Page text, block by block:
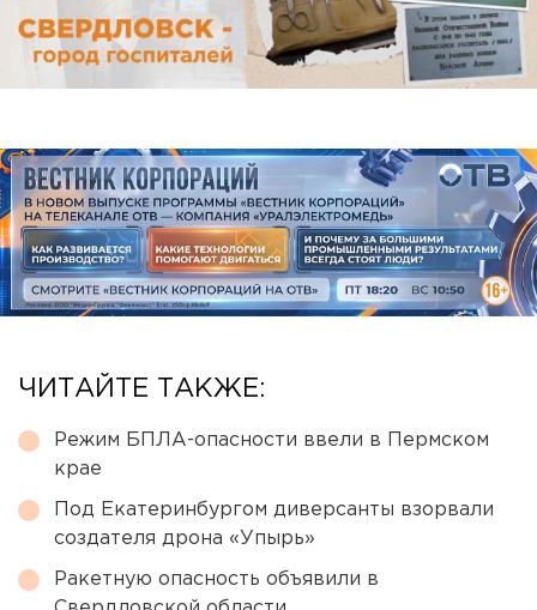
ЧИТАЙТЕ ТАКЖЕ:
Режим БПЛА-опасности ввели в Пермском
крае
Под Екатеринбургом диверсанты взорвали
создателя дрона «Упырь»
Ракетную опасность объявили в